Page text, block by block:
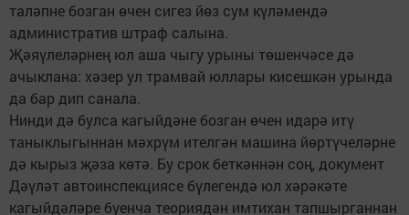
таләпне бозган өчен сигез йөз сум күләмендә
административ штраф салына.
Җәяүлеләрнең юл аша чыгу урыны төшенчәсе дә
ачыклана: хәзер ул трамвай юллары кисешкән урында
да бар дип санала.
Нинди дә булса кагыйдәне бозган өчен идарә итү
таныклыгыннан мәхрүм ителгән машина йөртүчеләрне
дә кырыз җәза көтә. Бу срок беткәннән соң, документ
Дәүләт автоинспекциясе бүлегендә юл хәрәкәте
кагыйдәләре буенча теориядән имтихан тапшырганнан